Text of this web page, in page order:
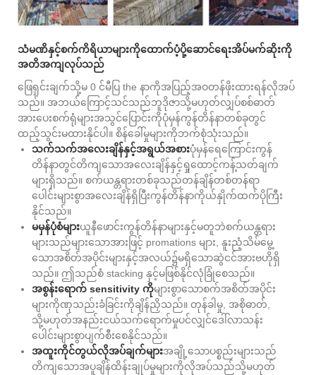
သံမဏိနှင့်စက်ကိရိယာများကိုထောက်ပံ့ပို့ဆောင်ရေးအိပ်မက်ဆိုးကို
အတိအကျလုပ်သည်
ဖြေရှင်းချက်သို့မ 0 င်မီပြ the နာကိုအပြည့်အဝတန်ဖိုးထားရန်လိုအပ်
သည်။ အဘယ်ကြောင့်သင်သည်ဘူဒိုဇာသို့မဟုတ်လျှပ်စစ်ဓာတ်
အားပေးစက်ရုံများအသွင်ပြောင်းကိုပုံမှန်ကွန်တိန်နာတစ်ခုတွင်
ထည့်သွင်းမထားနိုင်ပါ။ စိန်ခေါ်မှုများကိုဘက်စုံသုံးသည်။
သက်သက်အလေးချိန်နှင့်အရွယ်အစားပုံမှန်ရေကြောင်းကွန်
တိန်နာတွင်တိကျသောအလေးချိန်နှင့်ရှုထောင့်ကန့်သတ်ချက်
များရှိသည်။ စက်ယန္တရားတစ်ခုသည်တန်ချိန်တစ်တန်ရာ
ပေါင်းများစွာအလေးချိန်ရှိပြီးကွန်တိန်နာကိုယ်နှိုက်ထက်ပိုကြီး
နိုင်သည်။
မမှန်ပုံစံများယူနီဖောင်းကွန်တိန်နာများနှင့်မတူဘဲစက်ယန္တရား
များသည်များသောအားဖြင့် promations များ, နူးညံ့သိမ်မွေ့
သောအစိတ်အပိုင်းများနှင့်အလယ်၌မရှိသောဆွဲငင်အားဗဟိုရှိ
သည်။ ဤသည်စံ stacking နှင့်မဖြစ်နိုင်လုံခြုံစေသည်။
အစွန်းရောက် sensitivity ကိုများစွာသောစက်အစိတ်အပိုင်း
များကိုဏုသည်းခံခြင်းကိုချိန်ညှိသည်။ တုန်ခါမှု, အစိုဓာတ်,
သို့မဟုတ်အနည်းငယ်သက်ရောက်မှုပင်လျှင်ဒေါ်လာသန်း
ပေါင်းများစွာပျက်စီးစေနိုင်သည်။
အထူးကိုင်တွယ်လိုအပ်ချက်များအချို့သောပစ္စည်းများသည်
တိကျသောအပူချိန်ထိန်းချုပ်မှုများကိုလိုအပ်သည်သို့မဟုတ်